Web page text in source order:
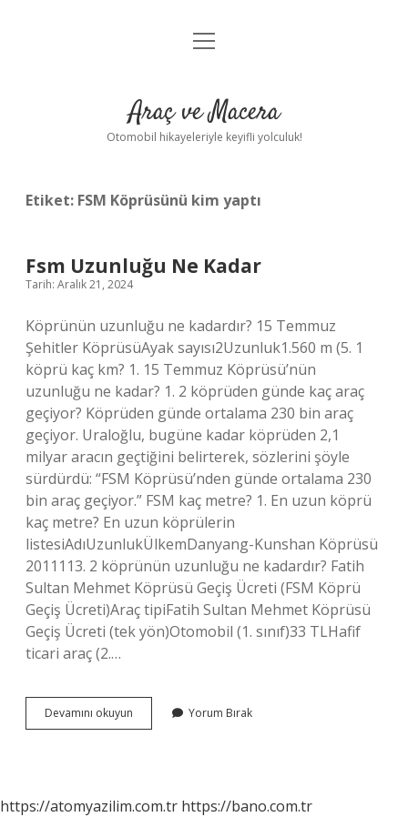
Anasayfa
Yasal Uyarı
menüyü
Araç ve Macera
Otomobil hikayeleriyle keyifli yolculuk!
Etiket: FSM Köprüsünü kim yaptı
Fsm Uzunluğu Ne Kadar
Tarih: Aralık 21, 2024
Köprünün uzunluğu ne kadardır? 15 Temmuz
Şehitler KöprüsüAyak sayısı2Uzunluk1.560 m (5. 1
köprü kaç km? 1. 15 Temmuz Köprüsü’nün
uzunluğu ne kadar? 1. 2 köprüden günde kaç araç
geçiyor? Köprüden günde ortalama 230 bin araç
geçiyor. Uraloğlu, bugüne kadar köprüden 2,1
milyar aracın geçtiğini belirterek, sözlerini şöyle
sürdürdü: “FSM Köprüsü’nden günde ortalama 230
bin araç geçiyor.” FSM kaç metre? 1. En uzun köprü
kaç metre? En uzun köprülerin
listesiAdıUzunlukÜlkemDanyang-Kunshan Köprüsü
2011113. 2 köprünün uzunluğu ne kadardır? Fatih
Sultan Mehmet Köprüsü Geçiş Ücreti (FSM Köprü
Geçiş Ücreti)Araç tipiFatih Sultan Mehmet Köprüsü
Geçiş Ücreti (tek yön)Otomobil (1. sınıf)33 TLHafif
ticari araç (2.…
Devamını okuyun
Uzunluğu
Yorum Bırak
https://atomyazilim.com.tr https://bano.com.tr